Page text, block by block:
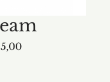
Verkoopprijs